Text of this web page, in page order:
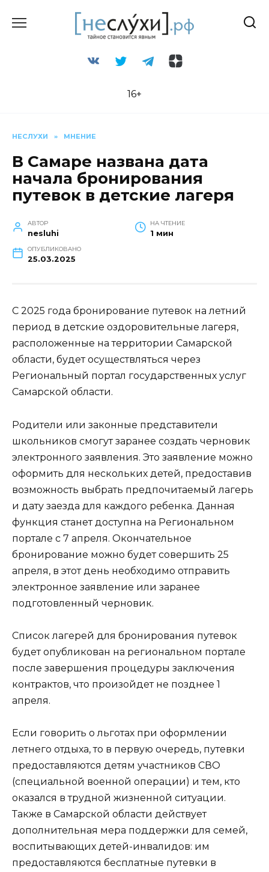
16+
НЕСЛУХИ » МНЕНИЕ
В Самаре названа дата
начала бронирования
путевок в детские лагеря
АВТОР
nesluhi
НА ЧТЕНИЕ
1 мин
ОПУБЛИКОВАНО
25.03.2025
С 2025 года бронирование путевок на летний
период в детские оздоровительные лагеря,
расположенные на территории Самарской
области, будет осуществляться через
Региональный портал государственных услуг
Самарской области.
Родители или законные представители
школьников смогут заранее создать черновик
электронного заявления. Это заявление можно
оформить для нескольких детей, предоставив
возможность выбрать предпочитаемый лагерь
и дату заезда для каждого ребенка. Данная
функция станет доступна на Региональном
портале с 7 апреля. Окончательное
бронирование можно будет совершить 25
апреля, в этот день необходимо отправить
электронное заявление или заранее
подготовленный черновик.
Список лагерей для бронирования путевок
будет опубликован на региональном портале
после завершения процедуры заключения
контрактов, что произойдет не позднее 1
апреля.
Если говорить о льготах при оформлении
летнего отдыха, то в первую очередь, путевки
предоставляются детям участников СВО
(специальной военной операции) и тем, кто
оказался в трудной жизненной ситуации.
Также в Самарской области действует
дополнительная мера поддержки для семей,
воспитывающих детей-инвалидов: им
предоставляются бесплатные путевки в